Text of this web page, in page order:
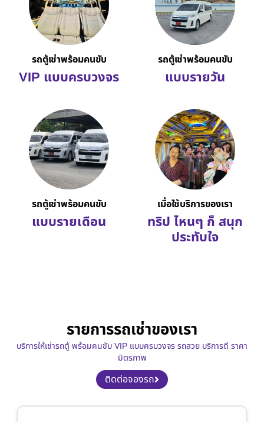
รถตู้เช่าพร้อมคนขับ
VIP แบบครบวงจร
รถตู้เช่าพร้อมคนขับ
แบบรายวัน
รถตู้เช่าพร้อมคนขับ
แบบรายเดือน
เมื่อใช้บริการของเรา
ทริป ไหนๆ ก็ สนุก
ประทับใจ
รายการรถเช่าของเรา
บริการให้เช่ารถตู้ พร้อมคนขับ VIP แบบครบวงจร รถสวย บริการดี ราคา
มิตรภาพ
ติดต่อจองรถ